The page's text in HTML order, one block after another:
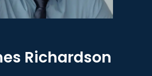
Richardson